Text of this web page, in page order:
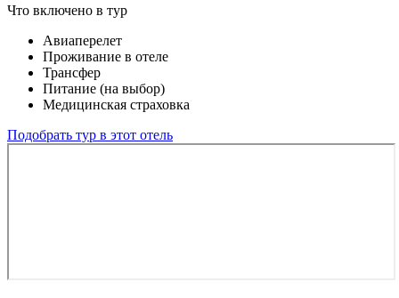
Что включено в тур
Авиаперелет
Проживание в отеле
Трансфер
Питание (на выбор)
Медицинская страховка
Подобрать тур в этот отель